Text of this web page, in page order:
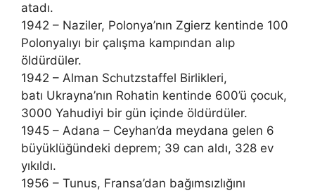
atadı.
1942 – Naziler, Polonya’nın Zgierz kentinde 100
Polonyalıyı bir çalışma kampından alıp
öldürdüler.
1942 – Alman Schutzstaffel Birlikleri,
batı Ukrayna’nın Rohatin kentinde 600’ü çocuk,
3000 Yahudiyi bir gün içinde öldürdüler.
1945 – Adana – Ceyhan’da meydana gelen 6
büyüklüğündeki deprem; 39 can aldı, 328 ev
yıkıldı.
1956 – Tunus, Fransa’dan bağımsızlığını